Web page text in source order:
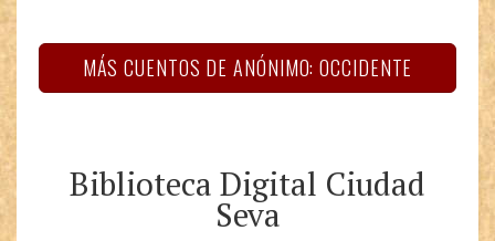
MÁS CUENTOS DE ANÓNIMO: OCCIDENTE
Biblioteca Digital Ciudad
Seva